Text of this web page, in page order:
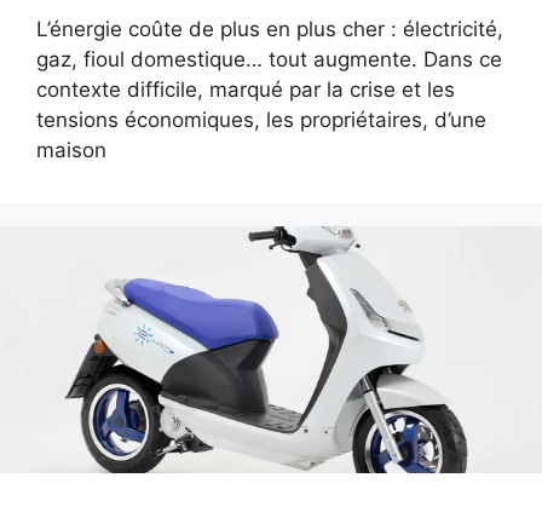
L’énergie coûte de plus en plus cher : électricité,
gaz, fioul domestique… tout augmente. Dans ce
contexte difficile, marqué par la crise et les
tensions économiques, les propriétaires, d’une
maison